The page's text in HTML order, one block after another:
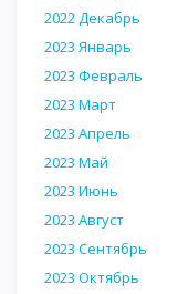
2022 Декабрь
2023 Январь
2023 Февраль
2023 Март
2023 Апрель
2023 Май
2023 Июнь
2023 Август
2023 Сентябрь
2023 Октябрь